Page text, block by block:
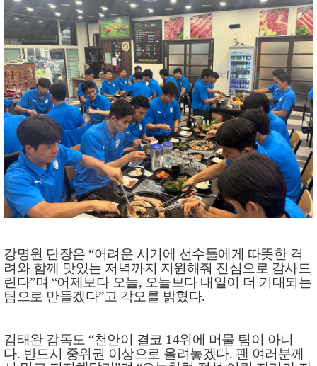
강명원 단장은 “어려운 시기에 선수들에게 따뜻한 격
려와 함께 맛있는 저녁까지 지원해줘 진심으로 감사드
린다”며 “어제보다 오늘, 오늘보다 내일이 더 기대되는
팀으로 만들겠다”고 각오를 밝혔다.
김태완 감독도 “천안이 결코 14위에 머물 팀이 아니
다. 반드시 중위권 이상으로 올려놓겠다. 팬 여러분께